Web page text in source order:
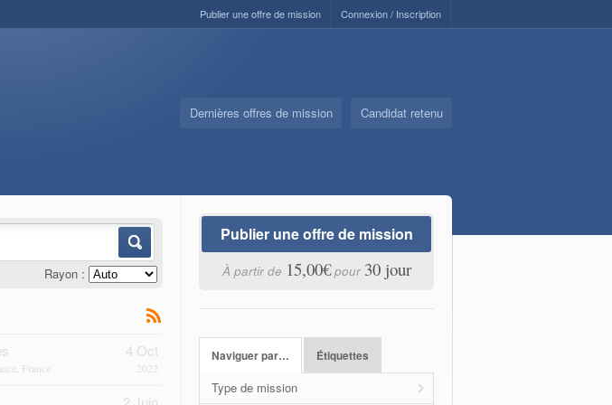
Connexion / Inscription
Publier une offre de mission
Dernières offres de mission Candidat retenu
Rayon :
France
4 Oct
2022
Publier une offre de mission
À partir de 15,00€pour 30 jour
Naviguer par… Étiquettes
Type de mission